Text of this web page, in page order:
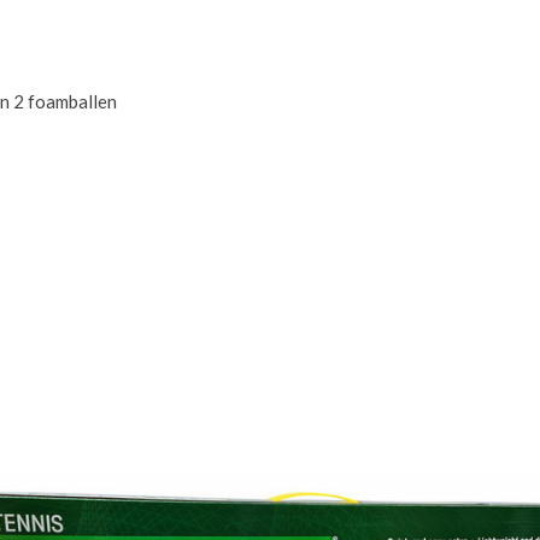
2 foamballen